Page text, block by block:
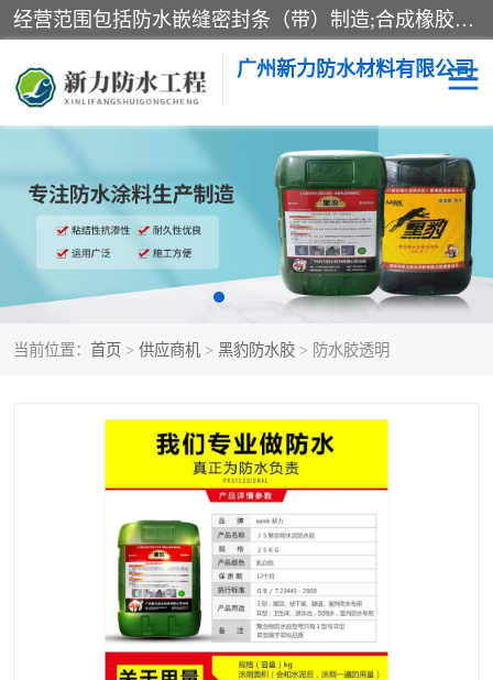
经营范围包括防水嵌缝密封条（带）制造;合成橡胶制造（监控化学品、危险化学品除外）;沥青混合物制造;防水胶粘带制造;其他合成材料制造（监控化学品、危险化学品除外）;涂料制造（监控化学品、危险化学品除外）;建筑结构防水补漏;防水建筑材料制造;粘合剂制造（监控化学品、危险化学品除外）;涂料零售;广州新力防水材料有限公司具有1处分支机构。
广州新力防水材料有限公司
当前位置： 首页 > 供应商机 > 黑豹防水胶 > 防水胶透明
黑豹防水胶 建筑108胶水
乳化沥青防水涂料 自粘卷材
非固化橡胶防水涂料